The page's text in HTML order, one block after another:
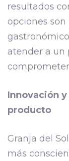
resultados
opciones
atender a un
Innovación
producto
Granja del
más